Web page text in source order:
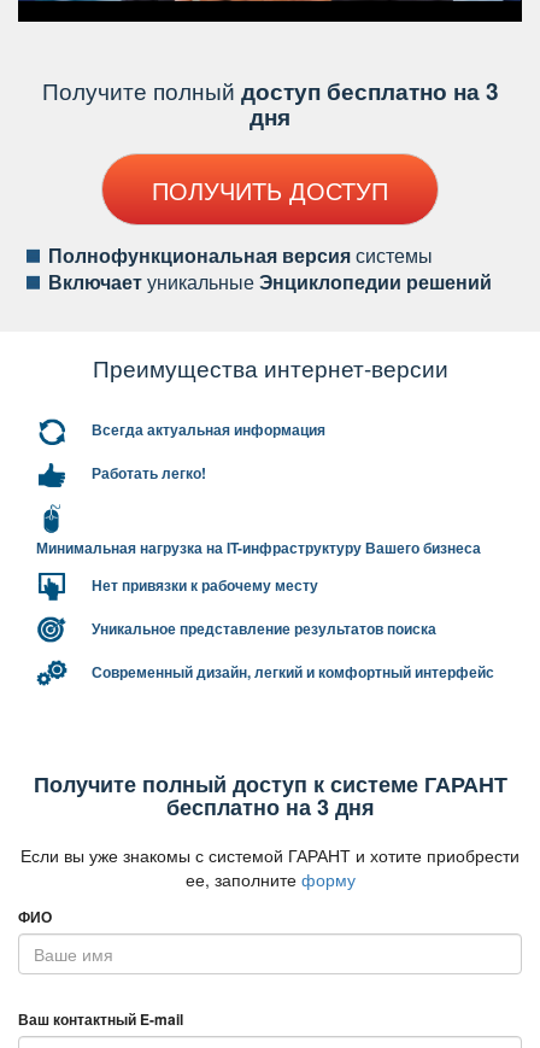
Получите полный доступ бесплатно на 3
дня
ПОЛУЧИТЬ ДОСТУП
Полнофункциональная версиясистемы
ключаетуникальныеЭнциклопедии решений
Преимущества интернет-версии
сегда актуальная информация
Работать легко!
Минимальная нагрузка на IT-инфраструктуру Вашего бизнеса
Нет привязки к рабочему месту
Уникальное представление результатов поиска
Современный дизайн, легкий и комфортный интерфейс
Получите полный доступ к системе ГАРАНТ
есплатно на 3 дня
Если вы уже знакомы с системой ГАРАНТ и хотите приобрести
ее, заполните форму
ФИО
аш контактный E-mail